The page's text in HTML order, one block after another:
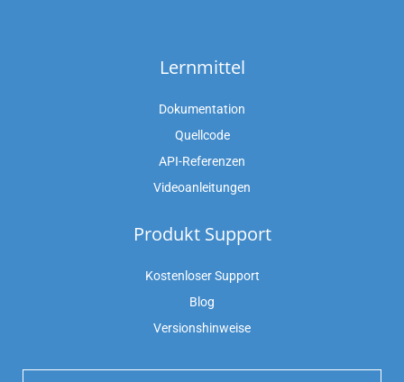
Lernmittel
Dokumentation
Quellcode
API-Referenzen
Videoanleitungen
Produkt Support
Kostenloser Support
Blog
Versionshinweise